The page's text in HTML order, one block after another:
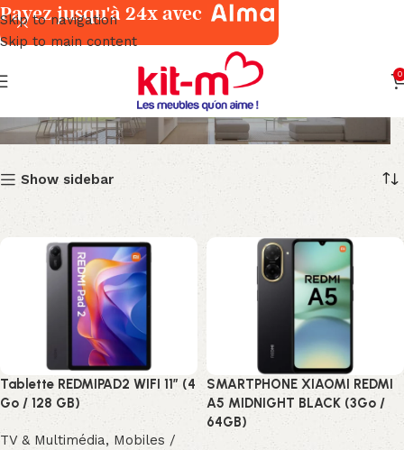
Skip to navigation
Skip to main content
0
Show sidebar
Tablette REDMIPAD2 WIFI 11″ (4
Go / 128 GB)
TV & Multimédia, Mobiles /
SMARTPHONE XIAOMI REDMI
A5 MIDNIGHT BLACK (3Go /
64GB)
Payez jusqu'à 24x avec